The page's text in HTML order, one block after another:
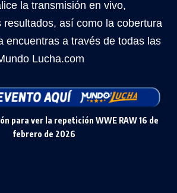
la transmisión en vivo,
resultados, así como la cobertura
encuentras a través de todas las
Lucha.com
para ver la repetición WWE RAW 16 de
febrero de 2026